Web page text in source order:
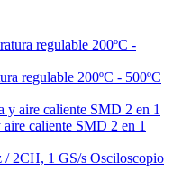
regulable 200ºC - 500ºC
caliente SMD 2 en 1